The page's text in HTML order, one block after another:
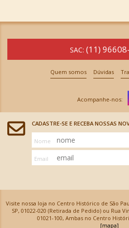
SAC: (11)
Quem somos Dúvidas
CADASTRE-SE E RECEBA NOSSAS
Nome
Email
Visite nossa loja no Centro Histórico de São
SP, 01022-020 (Retirada de Pedido) ou Rua
01021-100, Ambas no Centro
[mapa]